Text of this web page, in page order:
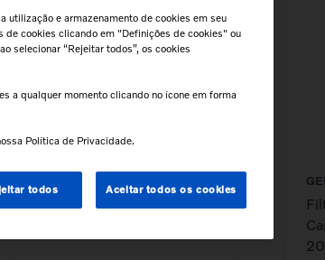
Filtro De Combustível Para
utilização e armazenamento de cookies em seu
cookies clicando em "Definições de cookies" ou
selecionar “Rejeitar todos”, os cookies
a qualquer momento clicando no ícone em forma
Política de Privacidade.
todos Aceitar todos os cookies